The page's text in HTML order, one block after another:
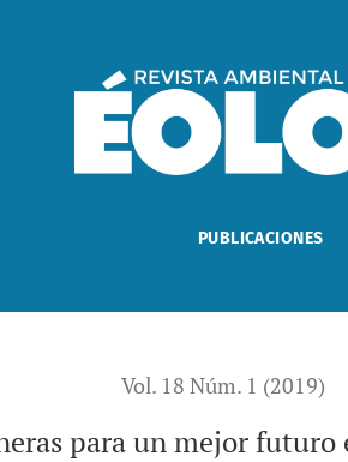
la naturaleza
PUBLICACIONES
Vol. 18 Núm. 1 (2019)
para un mejor futuro